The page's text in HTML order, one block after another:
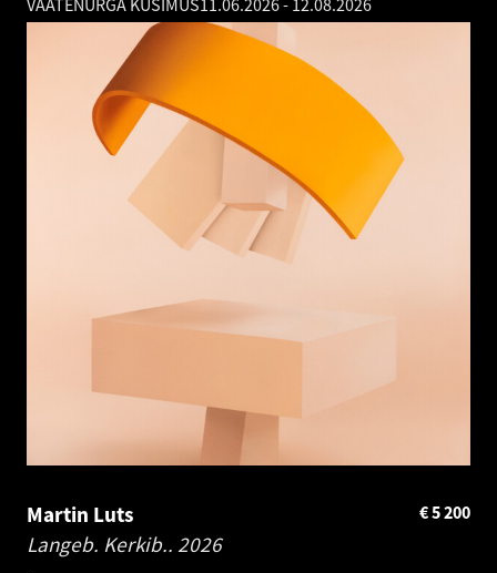
VAATENURGA KÜSIMUS11.06.2026- 12.08.2026
Martin Luts
Langeb. Kerkib.. 2026
5 200
€